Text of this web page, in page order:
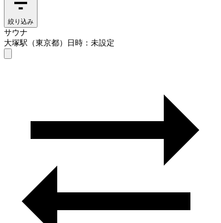
絞り込み
サウナ
大塚駅（東京都）
日時：未設定